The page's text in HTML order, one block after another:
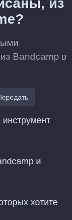
из
Bandcamp в
и
хотите